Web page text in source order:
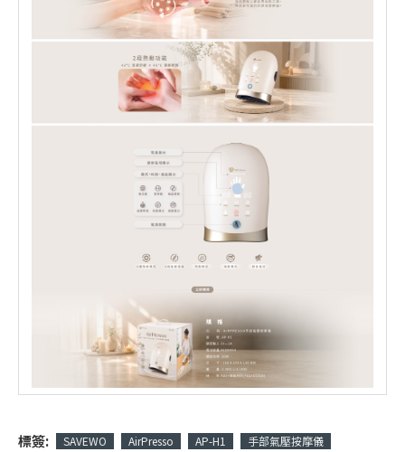
標簽: SAVEWO AirPresso AP-H1 手部氣壓按摩儀